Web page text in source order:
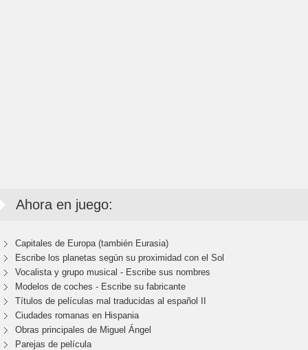
Ahora en juego:
Capitales de Europa (también Eurasia)
Escribe los planetas según su proximidad con el Sol
Vocalista y grupo musical - Escribe sus nombres
Modelos de coches - Escribe su fabricante
Títulos de películas mal traducidas al español II
Ciudades romanas en Hispania
Obras principales de Miguel Ángel
Parejas de película